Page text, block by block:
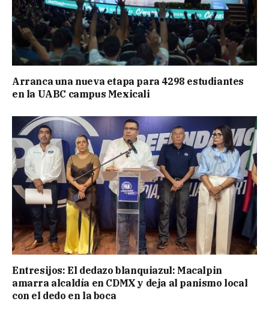
Arranca una nueva etapa para 4298 estudiantes
en la UABC campus Mexicali
Entresijos: El dedazo blanquiazul: Macalpin
amarra alcaldía en CDMX y deja al panismo local
con el dedo en la boca